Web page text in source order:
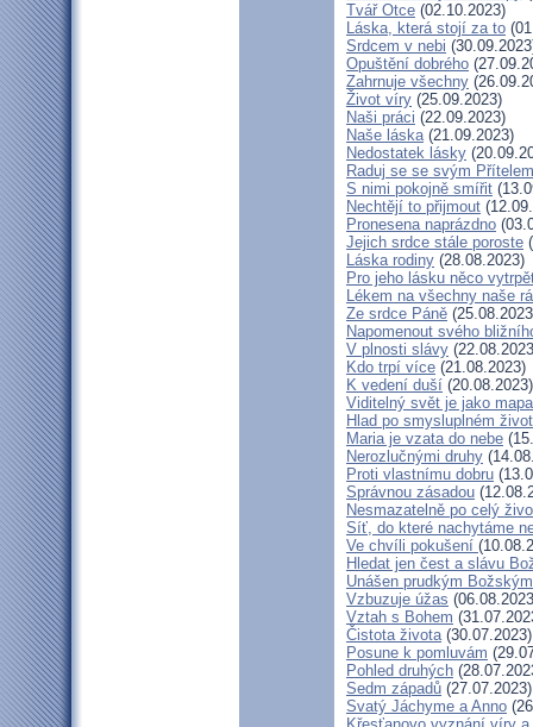
Tvář Otce (02.10.2023)
Láska, která stojí za to
Srdcem v nebi
Opuštění dobrého
Zahrnuje všechny
Život víry (25.09.2023)
Naši práci (22.09.2023)
Naše láska(21.09.2023)
Nedostatek lásky
Raduj se se svým Přítelem
S nimi pokojně smířit
Nechtějí to přijmout
Pronesena naprázdno
Jejich srdce stále poroste
Láska rodiny (28.08.2023)
Pro jeho lásku něco
Lékem na všechny naše
Ze srdce Páně
Napomenout svého
V plnosti slávy
Kdo trpí více (21.08.2023)
K vedení duší (20.08.2023)
Viditelný svět je jako mapa
Hlad po smysluplném
Maria je vzata do nebe
Nerozlučnými druhy
Proti vlastnímu dobru
Správnou zásadou
Nesmazatelně po celý
Síť, do které nachytáme
Ve chvíli pokušení
Hledat jen čest a slávu
Unášen prudkým
Vzbuzuje úžas
Vztah s Bohem
Čistota života(30.07.2023)
Posune k pomluvám
Pohled druhých
Sedm západů (27.07.2023)
Svatý Jáchyme a Anno